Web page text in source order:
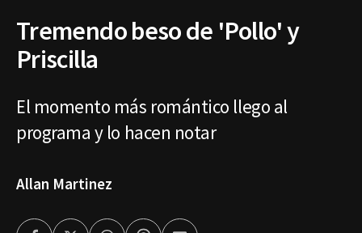
Tremendo beso de 'Pollo' y
Priscilla
El momento más romántico llego al
programa y lo hacen notar
Allan Martinez